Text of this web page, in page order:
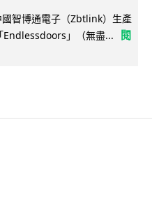
智博通電子（Zbtlink）生產
Endlessdoors」（無盡...
閱